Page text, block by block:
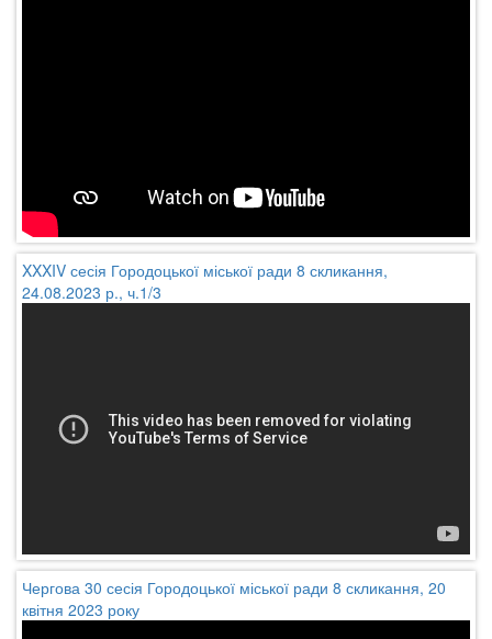
XXXIV сесія Городоцької міської ради 8 скликання,
24.08.2023 р., ч.1/3
Чергова 30 сесія Городоцької міської ради 8 скликання, 20
квітня 2023 року